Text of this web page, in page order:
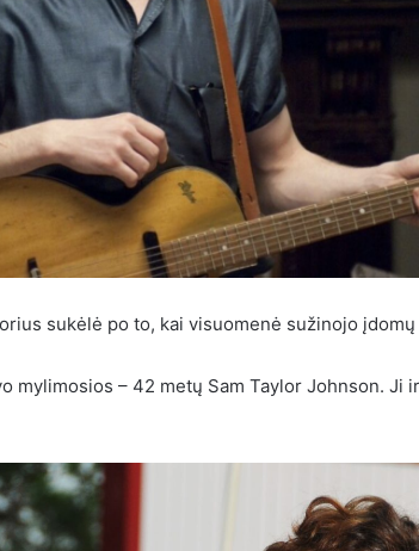
sukėlė po to, kai visuomenė sužinojo
mylimosios – 42 metų Sam Taylor Johnson. Ji